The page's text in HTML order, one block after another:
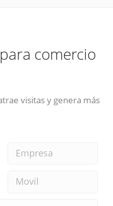
comercio
visitas y genera más